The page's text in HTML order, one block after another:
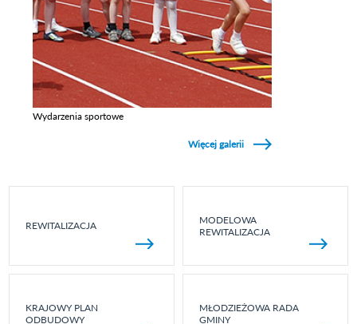
Wydarzenia sportowe
Więcej galerii
REWITALIZACJA
MODELOWA
REWITALIZACJA
KRAJOWY PLAN
ODBUDOWY
MŁODZIEŻOWA RADA
GMINY